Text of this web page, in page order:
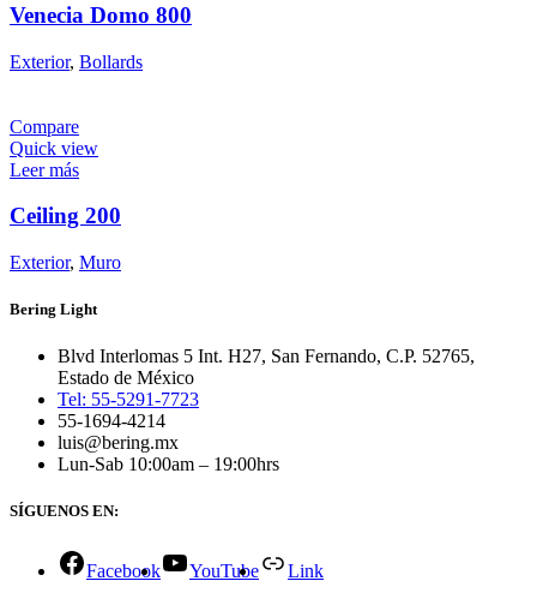
Venecia Domo 800
Exterior, Bollards
Compare
Quick view
Leer más
Ceiling 200
Exterior, Muro
Bering Light
Blvd Interlomas 5 Int. H27, San Fernando, C.P. 52765,
Estado de México
Tel: 55-5291-7723
55-1694-4214
luis@bering.mx
Lun-Sab 10:00am – 19:00hrs
SÍGUENOS EN:
Facebook YouTube Link